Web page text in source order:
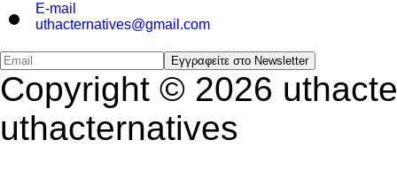
E-mail
uthacternatives@gmail.com
Copyright © 2026
uthacternatives